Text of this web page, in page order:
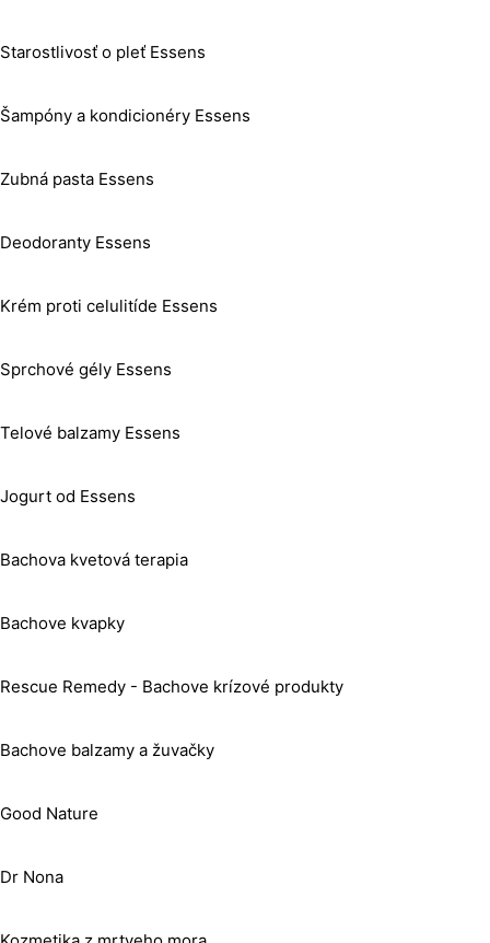
Starostlivosť o pleť Essens
Šampóny a kondicionéry Essens
Zubná pasta Essens
Deodoranty Essens
Krém proti celulitíde Essens
Sprchové gély Essens
Telové balzamy Essens
Jogurt od Essens
Bachova kvetová terapia
Bachove kvapky
Rescue Remedy - Bachove krízové produkty
Bachove balzamy a žuvačky
Good Nature
Dr Nona